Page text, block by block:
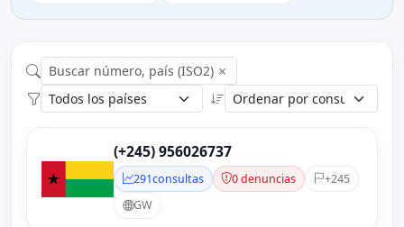
×
(+245) 956026737
291consultas 0 denuncias
+245
GW